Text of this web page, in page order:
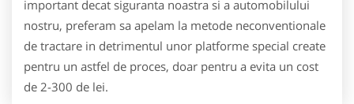
important decat siguranta noastra si a automobilului
nostru, preferam sa apelam la metode neconventionale
de tractare in detrimentul unor platforme special create
pentru un astfel de proces, doar pentru a evita un cost
de 2-300 de lei.